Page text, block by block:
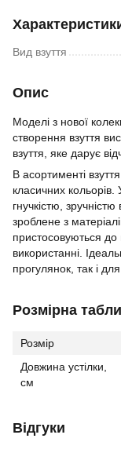
Вид взуття
Опис
Моделі з нової
створення взуття
взуття, яке дарує
В асортименті
класичних кольорів.
гнучкістю,
зроблене з
пристосовуються
використанні.
прогулянок, так і
Розмірна
Розмір
Довжина устілки,
см
Відгуки